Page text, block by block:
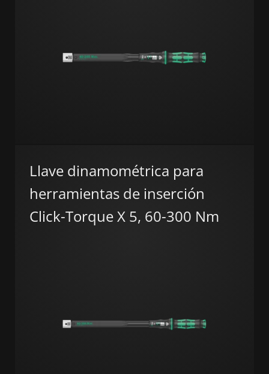
Llave dinamométrica para
herramientas de inserción
Click-Torque X 5, 60-300 Nm